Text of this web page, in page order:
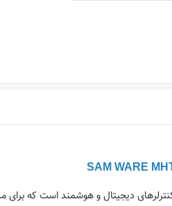
دیجیتال و هوشمند است که